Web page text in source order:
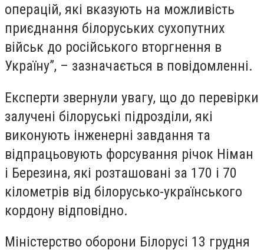
операцій, які вказують на можливість
приєднання білоруських сухопутних
військ до російського вторгнення в
Україну”, – зазначається в повідомленні.
Експерти звернули увагу, що до перевірки
залучені білоруські підрозділи, які
виконують інженерні завдання та
відпрацьовують форсування річок Німан
і Березина, які розташовані за 170 і 70
кілометрів від білорусько-українського
кордону відповідно.
Міністерство оборони Білорусі 13 грудня